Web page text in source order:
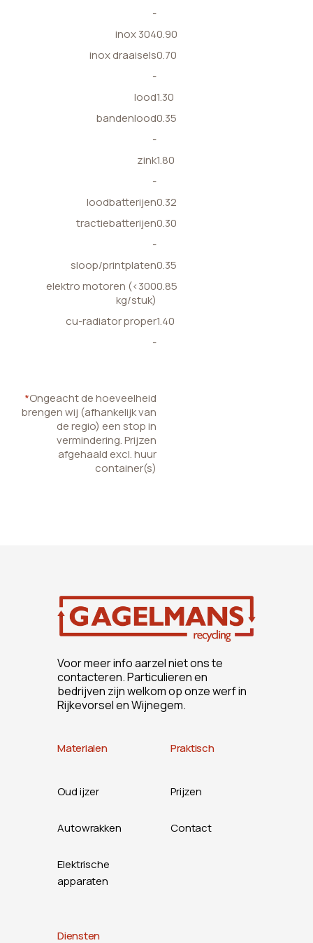
-
inox 3040.90
inox draaisels0.70
-
lood1.30
bandenlood0.35
-
zink1.80
-
loodbatterijen0.32
tractiebatterijen0.30
-
sloop/printplaten0.35
elektro motoren (<300
kg/stuk)
0.85
cu-radiator proper1.40
-
*Ongeacht de hoeveelheid
brengen wij (afhankelijk van
de regio) een stop in
vermindering. Prijzen
afgehaald excl. huur
container(s)
Voor meer info aarzel niet ons te
contacteren. Particulieren en
bedrijven zijn welkom op onze werf in
Rijkevorsel en Wijnegem.
Materialen
Oud ijzer
Autowrakken
Elektrische
apparaten
Praktisch
Prijzen
Contact
Diensten